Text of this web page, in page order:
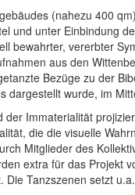
(nahezu 400
und unter Einbindung
bewahrter, vererbter
aus den
Bezüge zu der
dargestellt wurde, im
Immaterialität
die die visuelle
Mitglieder des
extra für das Projekt
Tanzszenen setzt